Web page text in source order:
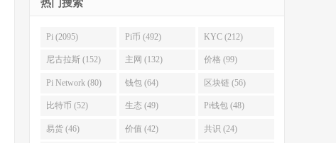
热门搜索
Pi (2095) Pi币 (492) KYC (212)
尼古拉斯 (152) 主网 (132) 价格 (99)
Pi Network (80) 钱包 (64) 区块链 (56)
比特币 (52) 生态 (49) Pi钱包 (48)
易货 (46) 价值 (42) 共识 (24)